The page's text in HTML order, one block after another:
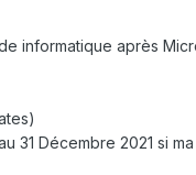
informatique après
31 Décembre 2021 si